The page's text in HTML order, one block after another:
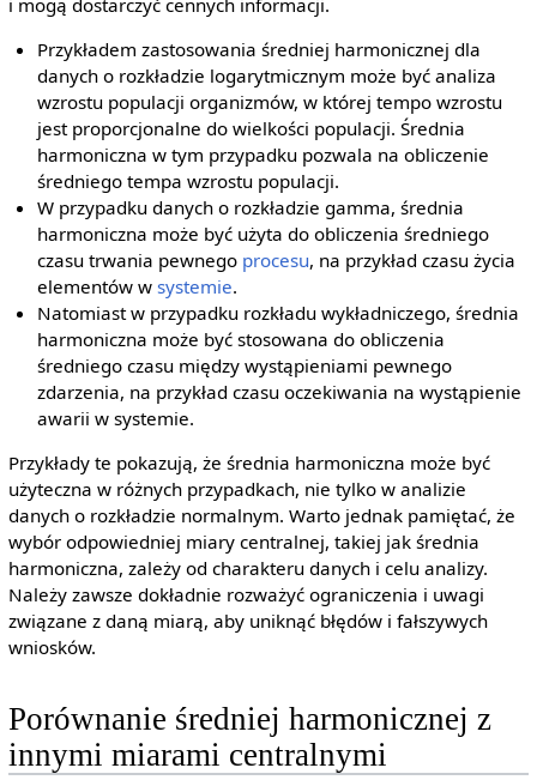
Przykładem zastosowania średniej harmonicznej dla
danych o rozkładzie logarytmicznym może być analiza
wzrostu populacji organizmów, w której tempo wzrostu
jest proporcjonalne do wielkości populacji. Średnia
harmoniczna w tym przypadku pozwala na obliczenie
średniego tempa wzrostu populacji.
W przypadku danych o rozkładzie gamma, średnia
harmoniczna może być użyta do obliczenia średniego
czasu trwania pewnego procesu, na przykład czasu życia
elementów wsystemie.
Natomiast w przypadku rozkładu wykładniczego, średnia
harmoniczna może być stosowana do obliczenia
średniego czasu między wystąpieniami pewnego
zdarzenia, na przykład czasu oczekiwania na wystąpienie
awarii w systemie.
Przykłady te pokazują, że średnia harmoniczna może być
użyteczna w różnych przypadkach, nie tylko w analizie
danych o rozkładzie normalnym. Warto jednak pamiętać, że
wybór odpowiedniej miary centralnej, takiej jak średnia
harmoniczna, zależy od charakteru danych i celu analizy.
Należy zawsze dokładnie rozważyć ograniczenia i uwagi
związane z daną miarą, aby uniknąć błędów i fałszywych
wniosków.
Porównanie średniej harmonicznej z
innymi miarami centralnymi